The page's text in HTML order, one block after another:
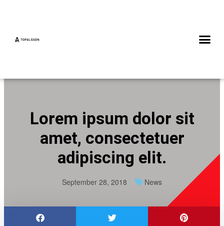
Lorem ipsum dolor sit
amet, consectetuer
adipiscing elit.
September 28, 2018 News